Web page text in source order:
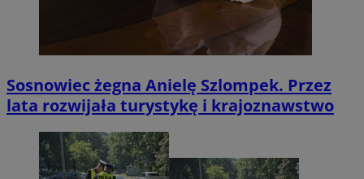
Sosnowiec żegna Anielę Szlompek. Przez
lata rozwijała turystykę i krajoznawstwo